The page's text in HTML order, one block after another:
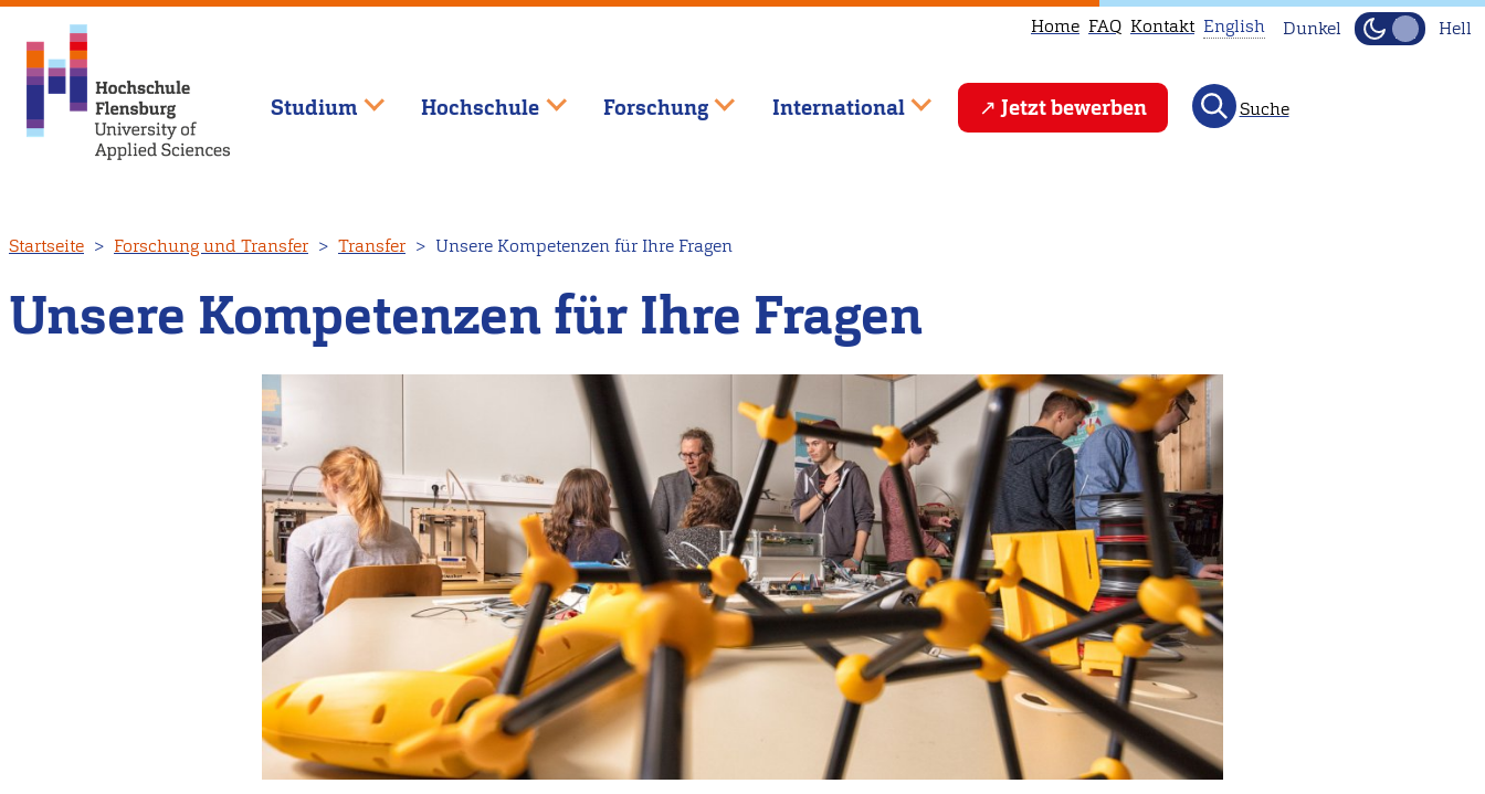
zum
Inhalt
Home FAQ Kontakt
This
page
English Dunkel Hell
Studium Hochschule Forschung International Jetzt bewerben Suche
Startseite Forschung und Transfer Transfer Unsere Kompetenzen für Ihre Fragen
Unsere Kompetenzen für Ihre Fragen